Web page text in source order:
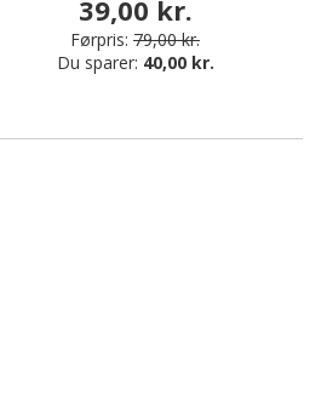
39,00 kr.
Førpris: 79,00 kr.
Du sparer: 40,00 kr.